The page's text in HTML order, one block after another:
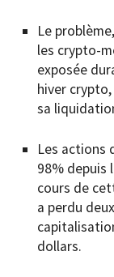
Le
les crypto-
exposée
hiver
sa
Les actions
98% depuis
cours de
a perdu
dollars.